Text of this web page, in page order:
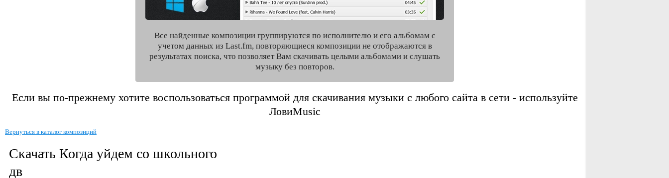
Все найденные композиции группируются по исполнителю и его альбомам с
учетом данных из Last.fm, повторяющиеся композиции не отображаются в
результатах поиска, что позволяет Вам скачивать целыми альбомами и слушать
музыку без повторов.
Если вы по-прежнему хотите воспользоваться программой для скачивания музыки с любого сайта в сети - используйте
ЛовиMusic
Вернуться в каталог композиций
Скачать Когда уйдем со школьного
дв